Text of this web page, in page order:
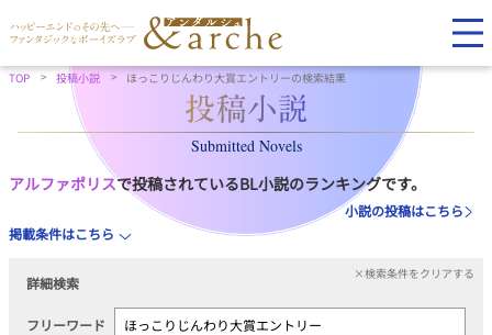
TOP 投稿小説 ほっこりじんわり大賞エントリーの検索結果
Submitted Novels
アルファポリスで投稿されているBL小説のランキングです。
小説の投稿はこちら
掲載条件はこちら
詳細検索
×検索条件をクリアする
フリーワード